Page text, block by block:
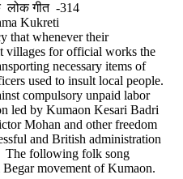
गीत -314
whenever their
villages for official works the
necessary items of
used to insult local people.
compulsory unpaid labor
led by Kumaon Kesari Badri
Mohan and other freedom
and British administration
following folk song
movement of Kumaon.